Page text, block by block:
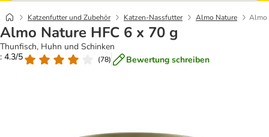
Katzenfutter und Zubehör Katzen-Nassfutter Almo Nature Almo
Almo Nature HFC 6 x 70 g
Thunfisch, Huhn und Schinken
: 4.3/5
(78) Bewertung schreiben